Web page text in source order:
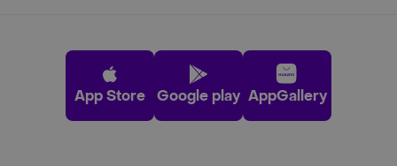
App Store Google play AppGallery